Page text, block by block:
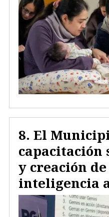
El
capacitación
y creación
inteligencia